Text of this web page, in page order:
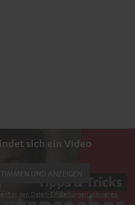
sich ein Video
In den Daten‑Einstellungen aktivieren